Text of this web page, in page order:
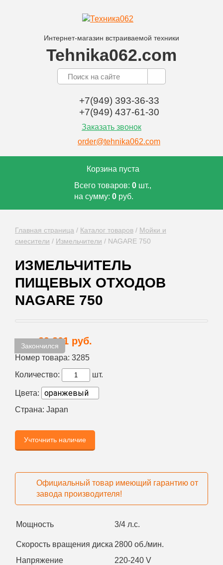
Интернет-магазин встраиваемой техники
Tehnika062.com
+7(949) 393-36-33
+7(949) 437-61-30
Заказать звонок
order@tehnika062.com
Корзина пуста
Всего товаров: 0 шт.,
на сумму: 0 руб.
Главная страница / Каталог товаров / Мойки и
смесители / Измельчители / NAGARE 750
ИЗМЕЛЬЧИТЕЛЬ
ПИЩЕВЫХ ОТХОДОВ
NAGARE 750
Закончился
Цена: 29 801 руб.
Номер товара: 3285
Количество:
шт.
Цвета:
Страна: Japan
Учточнить наличие
Официальный товар имеющий гарантию от
завода производителя!
Мощность 3/4 л.с.
Скорость вращения диска 2800 об./мин.
Напряжение
220-240 V